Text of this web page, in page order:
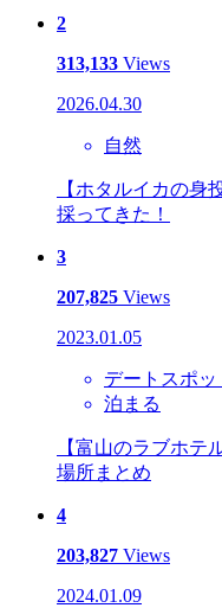
2
313,133 Views
2026.04.30
自然
【ホタルイカの身
採ってきた！
3
207,825 Views
2023.01.05
デートスポッ
泊まる
【富山のラブホテ
場所まとめ
4
203,827 Views
2024.01.09